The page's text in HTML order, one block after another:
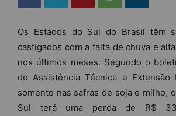
Os Estados do Sul do Brasil têm
castigados com a falta de chuva e
nos últimos meses. Segundo o
de Assistência Técnica e Extensão
somente nas safras de soja e milho,
Sul terá uma perda de R$